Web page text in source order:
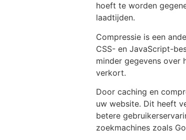
hoeft te worden
laadtijden.
Compressie is een
CSS- en JavaScript-
minder gegevens over
verkort.
Door caching en
uw website. Dit heeft
betere
zoekmachines zoals